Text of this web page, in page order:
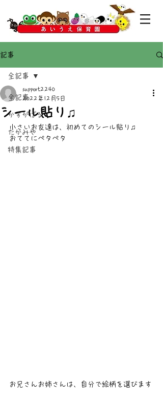
記事
全記事
かすがばる
たかみや
特集記事
全記事
シール貼り♫
support2240
2022年12月5日
小さいお友達は、初めてのシール貼り♫
おててにペタペタ
お兄さんお姉さんは、自分で絵柄を選びます